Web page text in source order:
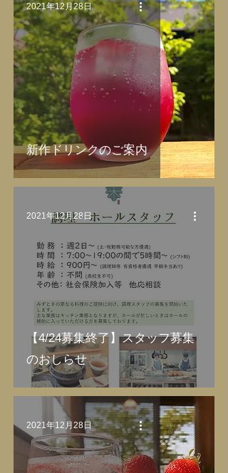
新作ドリンクのご案内
2021年12月28日
【4/24募集終了】スタッフ募集
のおしらせ
2021年12月28日
2021年12月28日